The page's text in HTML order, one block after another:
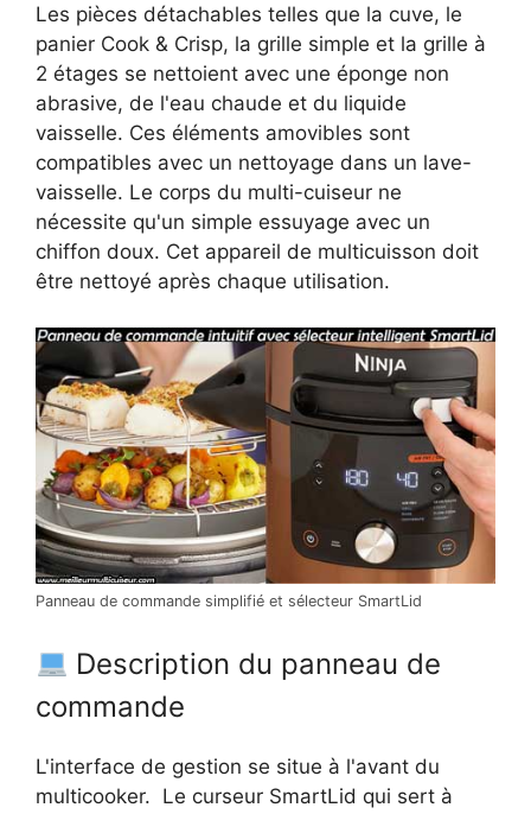
Les pièces détachables telles que la cuve, le
panier Cook & Crisp, la grille simple et la grille à
2 étages se nettoient avec une éponge non
abrasive, de l'eau chaude et du liquide
vaisselle. Ces éléments amovibles sont
compatibles avec un nettoyage dans un lave-
vaisselle. Le corps du multi-cuiseur ne
nécessite qu'un simple essuyage avec un
chiffon doux. Cet appareil de multicuisson doit
être nettoyé après chaque utilisation.
Panneau de commande simplifié et sélecteur SmartLid
Description du panneau de
commande
L'interface de gestion se situe à l'avant du
multicooker. Le curseur SmartLid qui sert à